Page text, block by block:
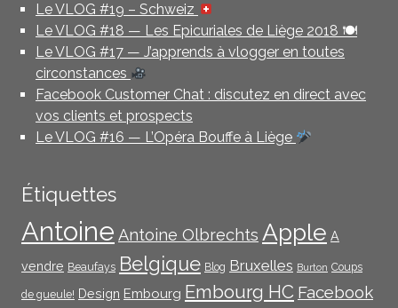
Le VLOG #19 – Schweiz
Le VLOG #18 — Les Epicuriales de Liège 2018 🍽
Le VLOG #17 — J’apprends à vlogger en toutes
circonstances
Facebook Customer Chat : discutez en direct avec
vos clients et prospects
Le VLOG #16 — L’Opéra Bouffe à Liège
Étiquettes
Antoine Antoine Olbrechts Apple A
vendre Beaufays Belgique Blog Bruxelles Burton Coups
de gueule! Design Embourg Embourg HC Facebook